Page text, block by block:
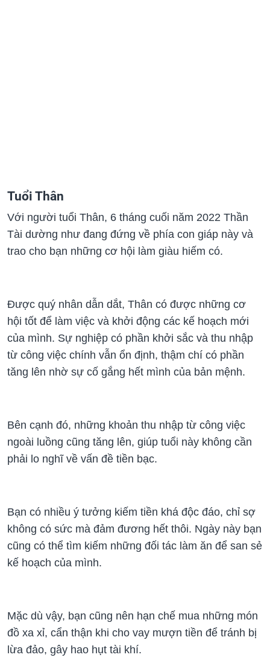
Tuổi Thân
Với người tuổi Thân, 6 tháng cuối năm 2022 Thần
Tài dường như đang đứng về phía con giáp này và
trao cho bạn những cơ hội làm giàu hiếm có.
Được quý nhân dẫn dắt, Thân có được những cơ
hội tốt để làm việc và khởi động các kế hoạch mới
của mình. Sự nghiệp có phần khởi sắc và thu nhập
từ công việc chính vẫn ổn định, thậm chí có phần
tăng lên nhờ sự cố gắng hết mình của bản mệnh.
Bên cạnh đó, những khoản thu nhập từ công việc
ngoài luồng cũng tăng lên, giúp tuổi này không cần
phải lo nghĩ về vấn đề tiền bạc.
Bạn có nhiều ý tưởng kiếm tiền khá độc đáo, chỉ sợ
không có sức mà đảm đương hết thôi. Ngày này bạn
cũng có thể tìm kiếm những đối tác làm ăn để san sẻ
kế hoạch của mình.
Mặc dù vậy, bạn cũng nên hạn chế mua những món
đồ xa xỉ, cẩn thận khi cho vay mượn tiền để tránh bị
lừa đảo, gây hao hụt tài khí.